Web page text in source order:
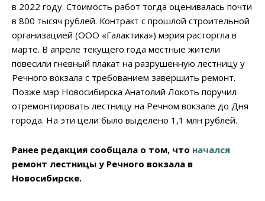
в 2022 году. Стоимость работ тогда оценивалась почти
в 800 тысяч рублей. Контракт с прошлой строительной
организацией (ООО «Галактика») мэрия расторгла в
марте. В апреле текущего года местные жители
повесили гневный плакат на разрушенную лестницу у
Речного вокзала с требованием завершить ремонт.
Позже мэр Новосибирска Анатолий Локоть поручил
отремонтировать лестницу на Речном вокзале до Дня
города. На эти цели было выделено 1,1 млн рублей.
Ранее редакция сообщала о том, что начался
ремонт лестницы у Речного вокзала в
Новосибирске.